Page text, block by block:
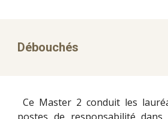
Débouchés
Ce Master 2 conduit les